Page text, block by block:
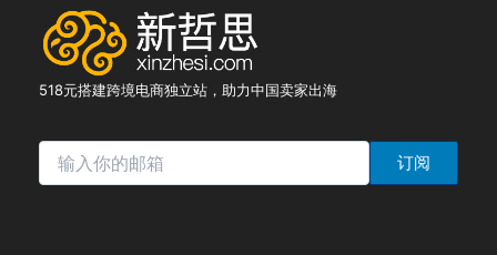
518元搭建跨境电商独立站，助力中国卖家出海
订阅